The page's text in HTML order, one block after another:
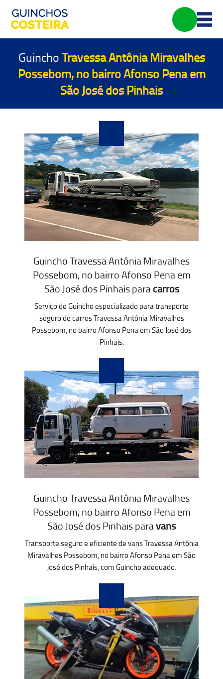
GuinchoTravessa Antônia Miravalhes
Possebom, no bairro Afonso Pena em
São José dos Pinhais
Guincho Travessa Antônia Miravalhes
Possebom, no bairro Afonso Pena em
São José dos Pinhais paracarros
Serviço de Guincho especializado para transporte
seguro de carros Travessa Antônia Miravalhes
Possebom, no bairro Afonso Pena em São José dos
Pinhais.
Guincho Travessa Antônia Miravalhes
Possebom, no bairro Afonso Pena em
São José dos Pinhais paravans
Transporte seguro e eficiente de vans Travessa Antônia
Miravalhes Possebom, no bairro Afonso Pena em São
José dos Pinhais, com Guincho adequado.